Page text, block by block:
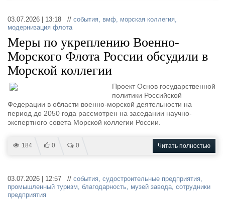
03.07.2026 | 13:18 // события, вмф, морская коллегия,
модернизация флота
Меры по укреплению Военно-
Морского Флота России обсудили в
Морской коллегии
Проект Основ государственной
политики Российской
Федерации в области военно-морской деятельности на
период до 2050 года рассмотрен на заседании научно-
экспертного совета Морской коллегии России.
184 0 0 Читать полностью
03.07.2026 | 12:57 // события, судостроительные предприятия,
промышленный туризм, благодарность, музей завода, сотрудники
предприятия